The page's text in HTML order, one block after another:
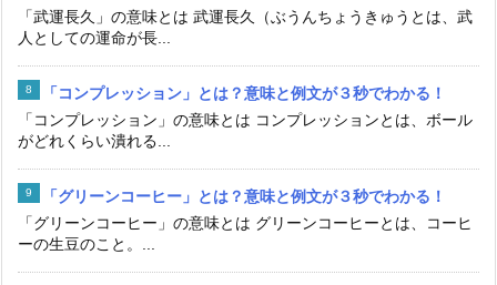
「武運長久」の意味とは 武運長久（ぶうんちょうきゅうとは、武
人としての運命が長...
「コンプレッション」とは？意味と例文が３秒でわかる！
「コンプレッション」の意味とは コンプレッションとは、ボール
がどれくらい潰れる...
「グリーンコーヒー」とは？意味と例文が３秒でわかる！
「グリーンコーヒー」の意味とは グリーンコーヒーとは、コーヒ
ーの生豆のこと。...